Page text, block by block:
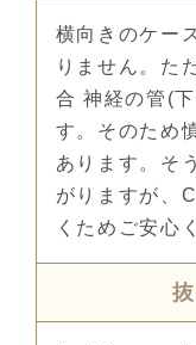
横向きのケー
りません。た
合 神経の管(
す。そのため
あります。そ
がりますが、
くためご安心